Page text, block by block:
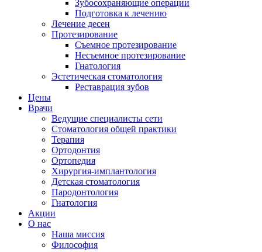
Зубосохраняющие операции
Подготовка к лечению
Лечение десен
Протезирование
Съемное протезирование
Несъемное протезирование
Гнатология
Эстетическая стоматология
Реставрация зубов
Цены
Врачи
Ведущие специалисты сети
Стоматология общей практики
Терапия
Ортодонтия
Ортопедия
Хирургия-имплантология
Детская стоматология
Пародонтология
Гнатология
Акции
О нас
Наша миссия
Философия